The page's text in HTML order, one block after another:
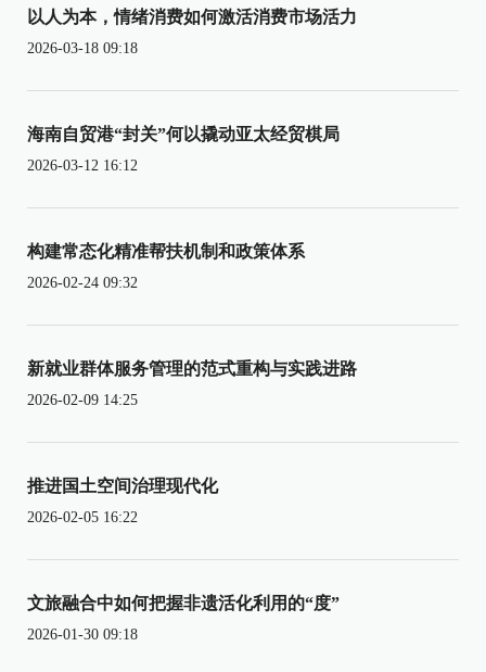
以人为本，情绪消费如何激活消费市场活力
2026-03-18 09:18
海南自贸港“封关”何以撬动亚太经贸棋局
2026-03-12 16:12
构建常态化精准帮扶机制和政策体系
2026-02-24 09:32
新就业群体服务管理的范式重构与实践进路
2026-02-09 14:25
推进国土空间治理现代化
2026-02-05 16:22
文旅融合中如何把握非遗活化利用的“度”
2026-01-30 09:18